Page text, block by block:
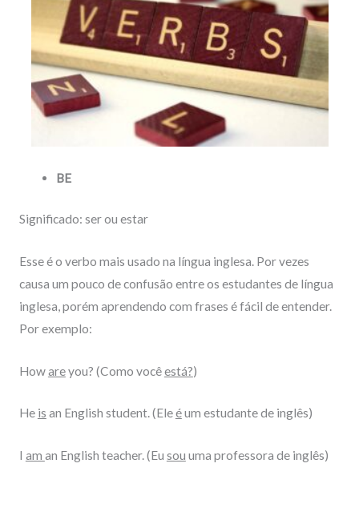
BE
Significado: ser ou estar
Esse é o verbo mais usado na língua inglesa. Por vezes
causa um pouco de confusão entre os estudantes de língua
inglesa, porém aprendendo com frases é fácil de entender.
Por exemplo:
Howareyou? (Como vocêestá?)
He is an English student. (Eleéum estudante de inglês)
I am an English teacher. (Eu sou uma professora de inglês)